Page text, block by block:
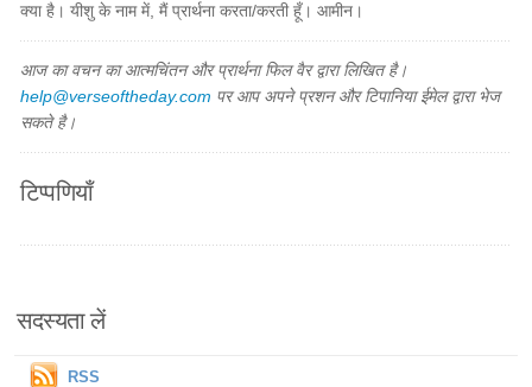
क्या है। यीशु के नाम में, मैं प्रार्थना करता/करती हूँ। आमीन।
आज का वचन का आत्मचिंतन और प्रार्थना फिल वैर द्वारा लिखित है।
help@verseoftheday.com पर आप अपने प्रशन और टिपानिया ईमेल द्वारा भेज
सकते है।
टिप्पणियाँ
सदस्यता लें
RSS